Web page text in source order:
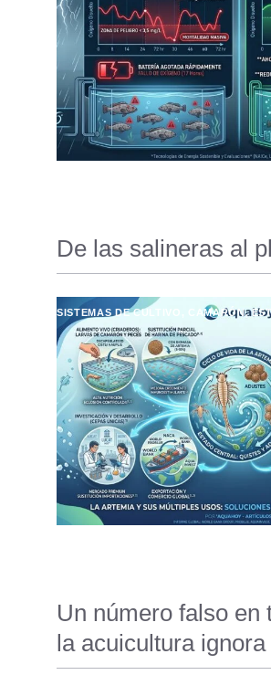
De las salineras al
SISTEMAS DE CULTIVO , CAMARÓN,
Un número falso en
la acuicultura ignora